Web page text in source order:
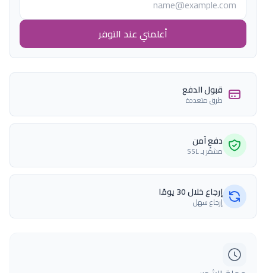
أعلمني عند التوفر
قبول الدفع
طرق متعددة
دفع آمن
مشفّر بـ SSL
إرجاع خلال 30 يومًا
إرجاع سهل